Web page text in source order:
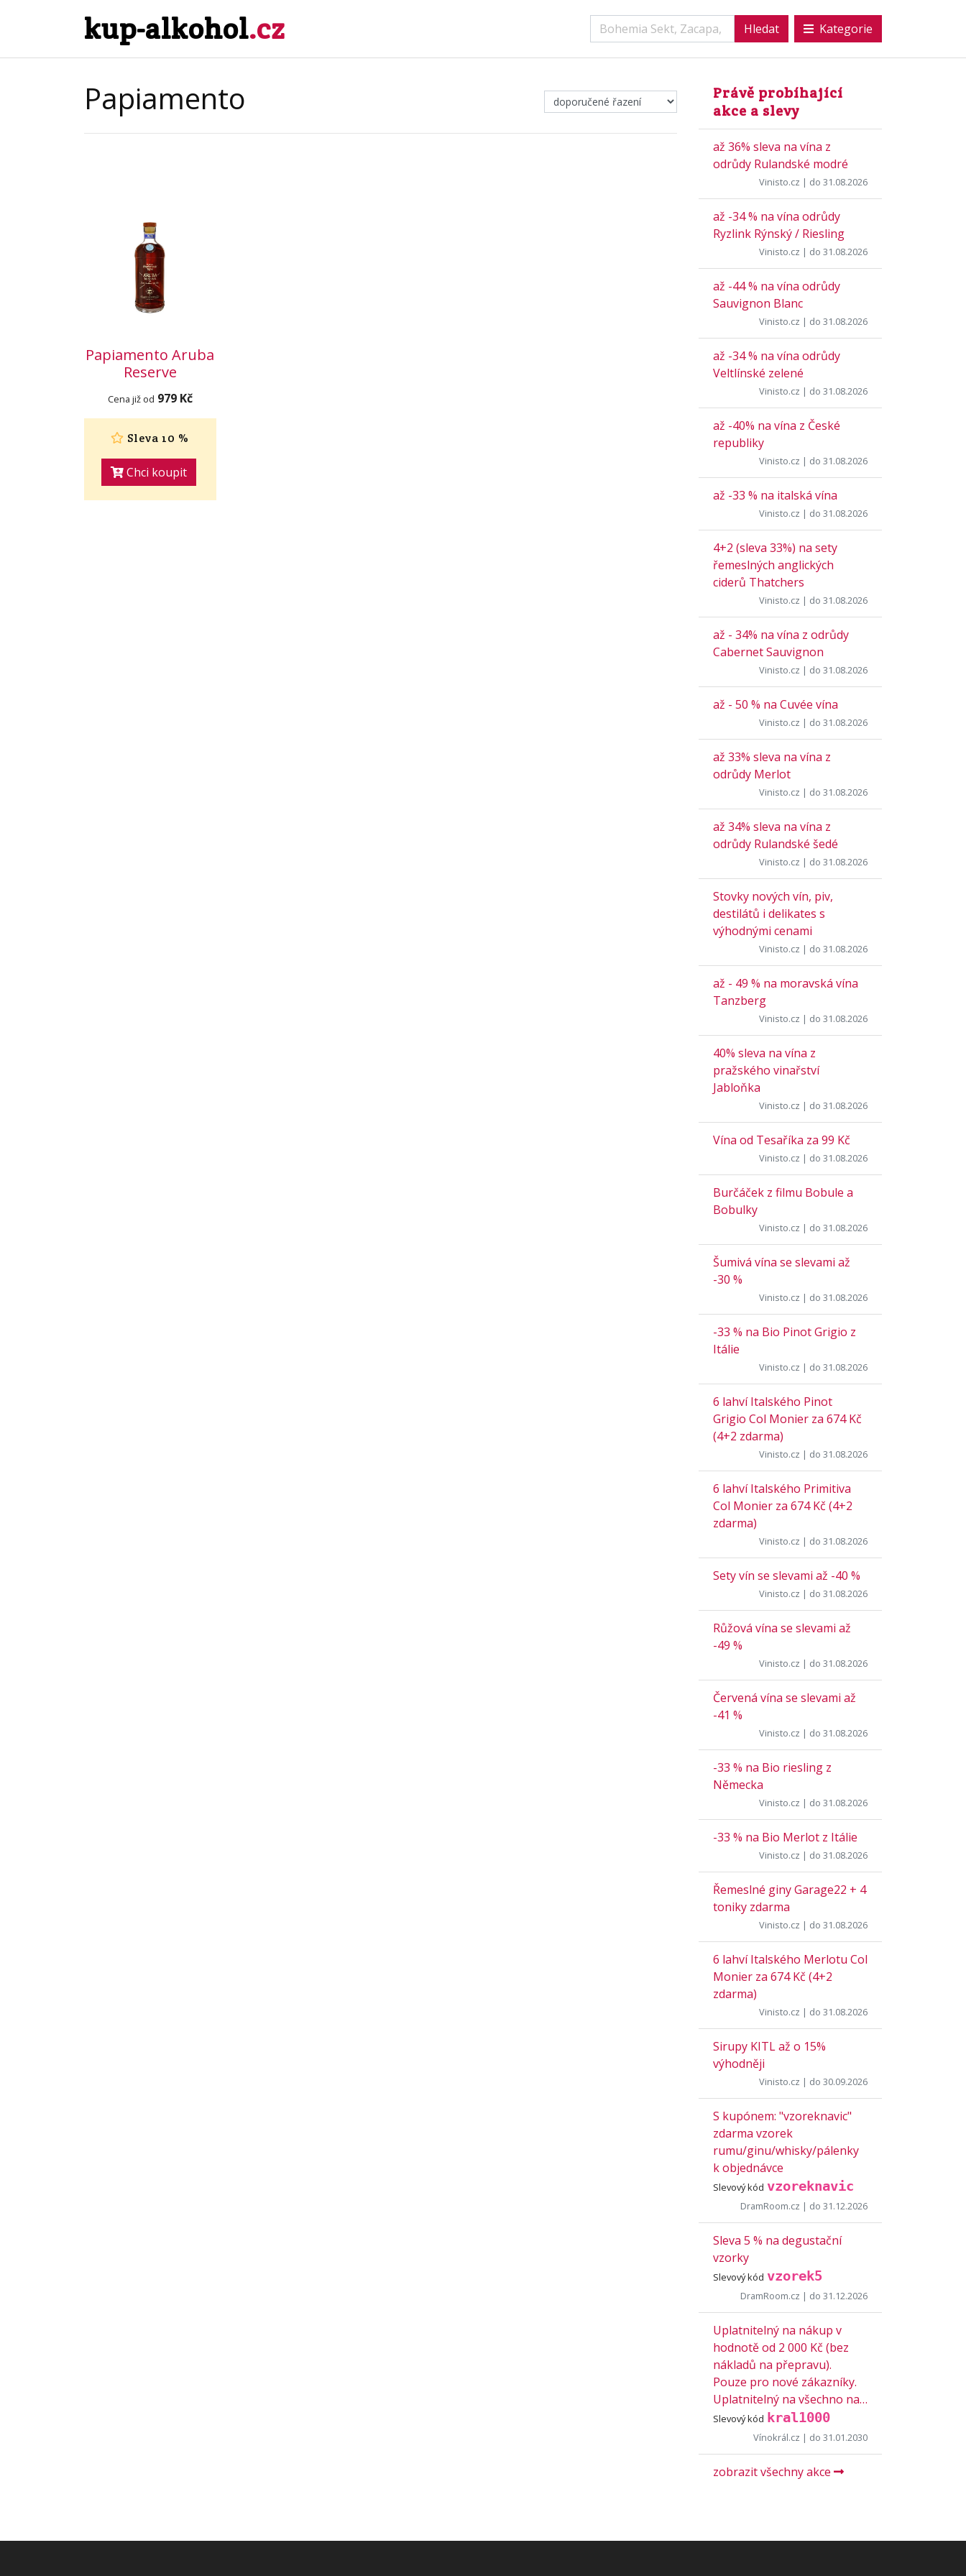
kup-alkohol.cz Kategorie
Papiamento
Papiamento Aruba
Reserve
Cena již od 979 Kč
Sleva 10 %
Chci koupit
Právě probíhající
akce a slevy
až 36% sleva na vína z
odrůdy Rulandské modré
Vinisto.cz | do 31.08.2026
až -34 % na vína odrůdy
Ryzlink Rýnský / Riesling
Vinisto.cz | do 31.08.2026
až -44 % na vína odrůdy
Sauvignon Blanc
Vinisto.cz | do 31.08.2026
až -34 % na vína odrůdy
Veltlínské zelené
Vinisto.cz | do 31.08.2026
až -40% na vína z České
republiky
Vinisto.cz | do 31.08.2026
až -33 % na italská vína
Vinisto.cz | do 31.08.2026
4+2 (sleva 33%) na sety
řemeslných anglických
ciderů Thatchers
Vinisto.cz | do 31.08.2026
až - 34% na vína z odrůdy
Cabernet Sauvignon
Vinisto.cz | do 31.08.2026
až - 50 % na Cuvée vína
Vinisto.cz | do 31.08.2026
až 33% sleva na vína z
odrůdy Merlot
Vinisto.cz | do 31.08.2026
až 34% sleva na vína z
odrůdy Rulandské šedé
Vinisto.cz | do 31.08.2026
Stovky nových vín, piv,
destilátů i delikates s
výhodnými cenami
Vinisto.cz | do 31.08.2026
až - 49 % na moravská vína
Tanzberg
Vinisto.cz | do 31.08.2026
40% sleva na vína z
pražského vinařství
Jabloňka
Vinisto.cz | do 31.08.2026
Vína od Tesaříka za 99 Kč
Vinisto.cz | do 31.08.2026
Burčáček z filmu Bobule a
Bobulky
Vinisto.cz | do 31.08.2026
Šumivá vína se slevami až
-30 %
Vinisto.cz | do 31.08.2026
-33 % na Bio Pinot Grigio z
Itálie
Vinisto.cz | do 31.08.2026
6 lahví Italského Pinot
Grigio Col Monier za 674 Kč
(4+2 zdarma)
Vinisto.cz | do 31.08.2026
6 lahví Italského Primitiva
Col Monier za 674 Kč (4+2
zdarma)
Vinisto.cz | do 31.08.2026
Sety vín se slevami až -40 %
Vinisto.cz | do 31.08.2026
Růžová vína se slevami až
-49 %
Vinisto.cz | do 31.08.2026
Červená vína se slevami až
-41 %
Vinisto.cz | do 31.08.2026
-33 % na Bio riesling z
Německa
Vinisto.cz | do 31.08.2026
-33 % na Bio Merlot z Itálie
Vinisto.cz | do 31.08.2026
Řemeslné giny Garage22 + 4
toniky zdarma
Vinisto.cz | do 31.08.2026
6 lahví Italského Merlotu Col
Monier za 674 Kč (4+2
zdarma)
Vinisto.cz | do 31.08.2026
Sirupy KITL až o 15%
výhodněji
Vinisto.cz | do 30.09.2026
S kupónem: "vzoreknavic"
zdarma vzorek
rumu/ginu/whisky/pálenky
k objednávce
Slevový kód vzoreknavic
DramRoom.cz | do 31.12.2026
Sleva 5 % na degustační
vzorky
Slevový kód vzorek5
DramRoom.cz | do 31.12.2026
Uplatnitelný na nákup v
hodnotě od 2 000 Kč (bez
nákladů na přepravu).
Pouze pro nové zákazníky.
Uplatnitelný na všechno na…
Slevový kód kral1000
Vínokrál.cz | do 31.01.2030
zobrazit všechny akce